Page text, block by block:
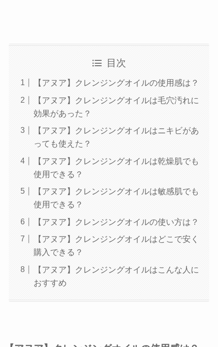
目次
【アヌア】クレンジングオイルの使用感は？
【アヌア】クレンジングオイルは毛穴汚れに
効果があった？
【アヌア】クレンジングオイルはニキビがあ
っても使えた？
【アヌア】クレンジングオイルは乾燥肌でも
使用できる？
【アヌア】クレンジングオイルは敏感肌でも
使用できる？
【アヌア】クレンジングオイルの使い方は？
【アヌア】クレンジングオイルはどこで安く
購入できる？
【アヌア】クレンジングオイルはこんな人に
おすすめ